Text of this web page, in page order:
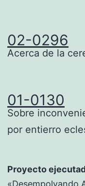
02-0296
Acerca de la
01-0130
Sobre
por entierro
Proyecto
«Desempolvando